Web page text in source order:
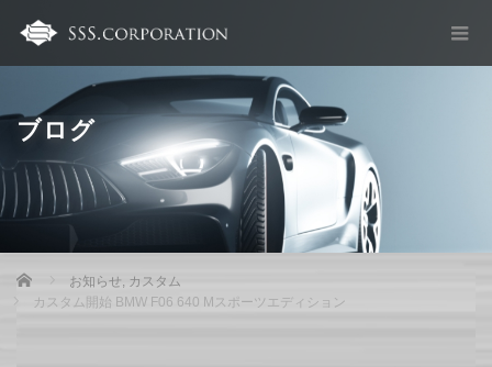
ブログ
Home お知らせ, カスタム
カスタム開始 BMW F06 640 Mスポーツエディション